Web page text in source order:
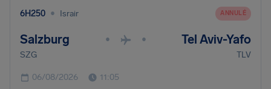
6H250 • Israir ANNULÉ
Salzburg • • Tel Aviv-Yafo
SZG TLV
06/08/2026 11:05